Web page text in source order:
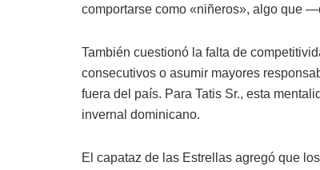
comportarse como «niñeros», algo que
También cuestionó la falta de
consecutivos o asumir mayores
fuera del país. Para Tatis Sr., esta
invernal dominicano.
El capataz de las Estrellas agregó que